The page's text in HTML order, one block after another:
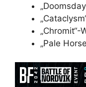
„Pale